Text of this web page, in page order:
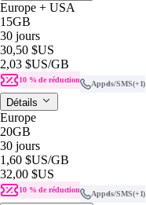
Europe + USA
15GB
30 jours
30,50 $US
2,03 $US/GB
10 % de réduction Appels/SMS(+1)
Détails
Europe
20GB
30 jours
1,60 $US/GB
32,00 $US
10 % de réduction Appels/SMS(+1)